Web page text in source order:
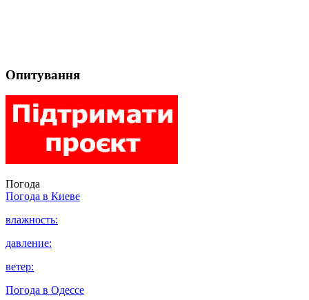
Опитування
Погода
Погода в Киеве
влажность:
давление:
ветер:
Погода в Одессе